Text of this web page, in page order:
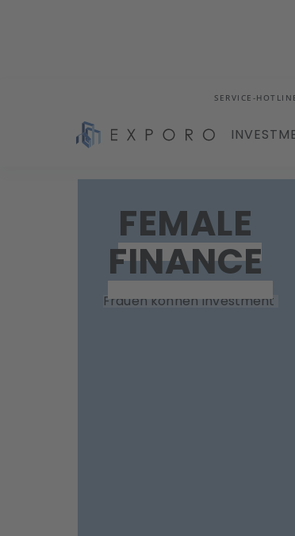
SERVICE-
Blog Frauen können Investment
FEMALE
FINANCE
Frauen können Investment